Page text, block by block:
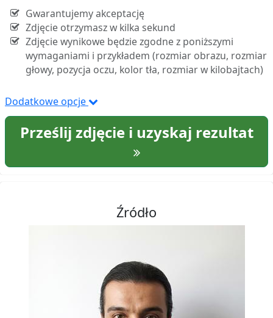
Gwarantujemy akceptację
Zdjęcie otrzymasz w kilka sekund
Zdjęcie wynikowe będzie zgodne z poniższymi
wymaganiami i przykładem (rozmiar obrazu, rozmiar
głowy, pozycja oczu, kolor tła, rozmiar w kilobajtach)
Dodatkowe opcje
Prześlij zdjęcie i uzyskaj rezultat
Źródło